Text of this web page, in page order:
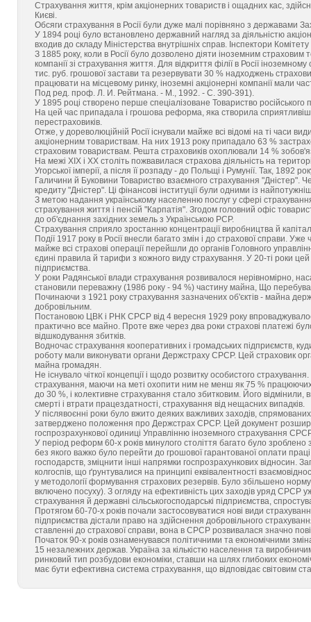
Страхування життя, крім акціонерних товариств і ощадних кас,
Києві.
Обсяги страхування в Росії були дуже малі порівняно з державами
У 1894 році було встановлено державний нагляд за діяльністю
входив до складу Міністерства внутрішніх справ. Інспектори
З 1885 року, коли в Росії було дозволено діяти іноземним страховим
компанії зі страхування життя. Для відкриття філії в Росії
тис. руб. грошової застави та резервувати 30 % надходжень
працювати на місцевому ринку, іноземні акціонерні компанії мали
Под ред. проф. Л. И. Рейтмана. - М., 1992. - С. 390-391).
У 1895 році створено перше спеціалізоване Товариство російського
На цей час припадала і грошова реформа, яка створила
перестраховиків.
Отже, у дореволюційній Росії існували майже всі відомі на ті часи
акціонерним товариствам. На них 1913 року припадало 63 %
страховим товариствам. Решта страховиків охоплювали 14 %
На межі XIX і XX століть пожвавилася страхова діяльність на
Угорської імперії, а після її розпаду - до Польщі і Румунії. Так,
Галичини й Буковини Товариство взаємного страхування "Дністер".
кредиту "Дністер". Ці фінансові інституції були одними із
З метою надання українському населенню послуг у сфері
страхування життя і пенсій "Карпатія". Згодом головний офіс
до об'єднання західних земель з Українською РСР.
Страхування сприяло зростанню концентрації виробництва й
Події 1917 року в Росії внесли багато змін і до страхової справи.
майже всі страхові операції перейшли до органів Головного
єдині правила й тарифи з кожного виду страхування. У 20-ті роки
підприємства.
У роки Радянської влади страхування розвивалося нерівномірно,
становили переважну (1986 року - 94 %) частину майна, Що
Починаючи з 1921 року страхування зазначених об'єктів - майна
добровільним.
Постановою ЦВК і РНК СРСР від 4 вересня 1929 року
практично все майно. Проте вже через два роки страхові платежі
відшкодування збитків.
Водночас страхування кооперативних і громадських підприємств,
роботу мали виконувати органи Держстраху СРСР. Цей страховик
майна громадян.
Не існувало чіткої концепції і щодо розвитку особистого
страхування, маючи на меті охопити ним не менш як 75 %
до 30 %, і колективне страхування стало збитковим. Його
смерті і втрати працездатності, страхування від нещасних випадків.
У післявоєнні роки було вжито деяких важливих заходів,
затверджено положення про Держстрах СРСР. Цей документ
госпрозрахункової одиниці Управлінню іноземного страхування
У період реформ 60-х років минулого століття багато було зроблено
без якого важко було перейти до грошової гарантованої оплати
господарств, зміцнити інші напрямки госпрозрахункових відносин.
колгоспів, що ґрунтувалися на принципі еквівалентності
у методології формування страхових резервів. Було збільшено
включено посуху). З огляду на ефективність цих заходів уряд СРСР
страхування й державні сільськогосподарські підприємства,
Протягом 60-70-х років почали застосовуватися нові види
підприємства дістали право на здійснення добровільного
ставленні до страхової справи, вона в СРСР розвивалася значно
Початок 90-х років ознаменувався політичними та економічними
15 незалежних держав. Україна за кількістю населення та
ринковий тип розбудови економіки, ставши на шлях глибоких
має бути ефективна система страхування, що відповідає світовим